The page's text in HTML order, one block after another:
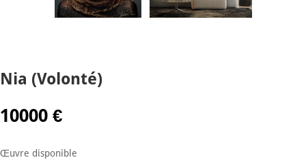
Nia (Volonté)
10000 €
Œuvre disponible